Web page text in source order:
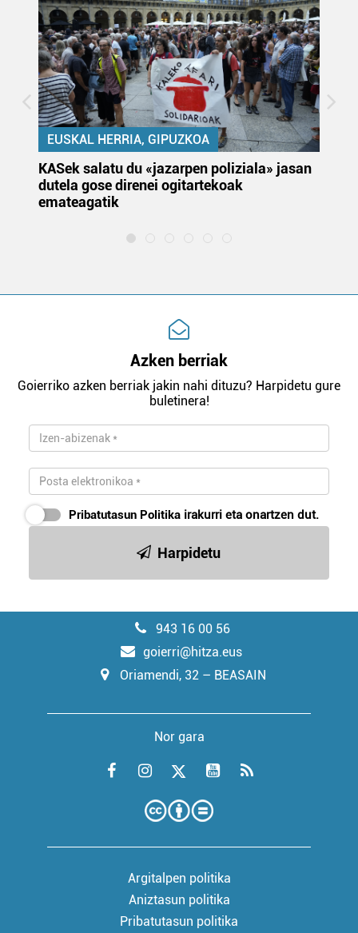
EUSKAL HERRIA, GIPUZKOA
KASek salatu du «jazarpen poliziala» jasan
dutela gose direnei ogitartekoak
emateagatik
Azken berriak
Goierriko azken berriak jakin nahi dituzu? Harpidetu gure
buletinera!
Pribatutasun Politika irakurri eta onartzen dut.
Harpidetu
943 16 00 56
goierri@hitza.eus
Oriamendi, 32 – BEASAIN
Nor gara
Argitalpen politika
Aniztasun politika
Pribatutasun politika